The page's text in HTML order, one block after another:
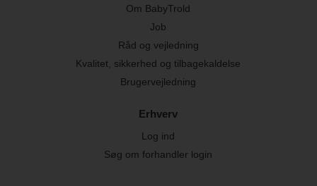
Om BabyTrold
Job
Råd og vejledning
Kvalitet, sikkerhed og tilbagekaldelse
Brugervejledning
Erhverv
Log ind
Søg om forhandler login